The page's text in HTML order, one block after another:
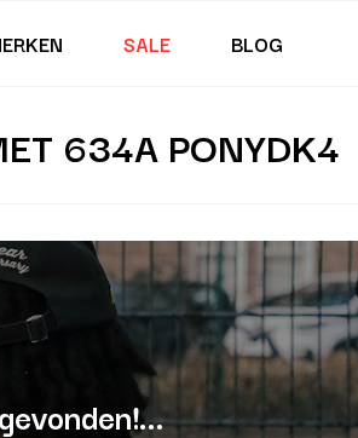
SALE BLOG
634A PONYDK4